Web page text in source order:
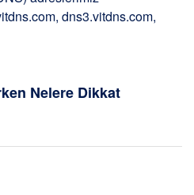
dns3.vitdns.com,
Nelere Dikkat